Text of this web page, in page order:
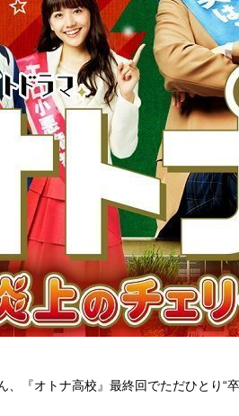
、『オトナ高校』最終回でただひとり“